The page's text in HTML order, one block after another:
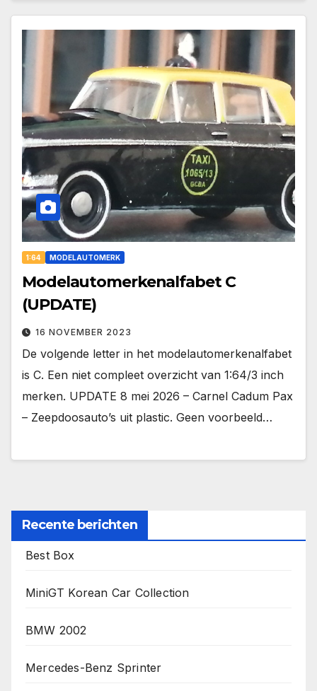
1:64 MODELAUTOMERK
Modelautomerkenalfabet C
(UPDATE)
16 NOVEMBER 2023
De volgende letter in het modelautomerkenalfabet
is C. Een niet compleet overzicht van 1:64/3 inch
merken. UPDATE 8 mei 2026 – Carnel Cadum Pax
– Zeepdoosauto’s uit plastic. Geen voorbeeld…
Recente berichten
Best Box
MiniGT Korean Car Collection
BMW 2002
Mercedes-Benz Sprinter